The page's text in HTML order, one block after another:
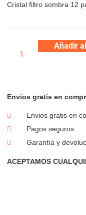
Cristal filtro sombra 12
Añadir
Envíos gratis en
Envios gratis en
Pagos seguros
Garantía y
ACEPTAMOS